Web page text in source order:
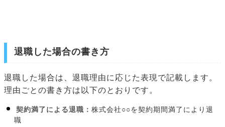
退職した場合の書き方
退職した場合は、退職理由に応じた表現で記載します。
理由ごとの書き方は以下のとおりです。
契約満了による退職：株式会社○○を契約期間満了により退
職